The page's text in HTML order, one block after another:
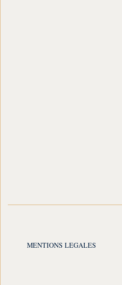
MENTIONS LEGALES